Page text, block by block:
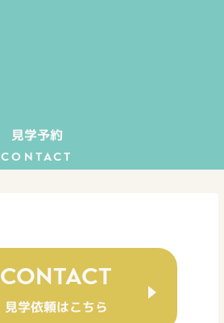
見学予約
CONTACT
CONTACT
見学依頼はこちら